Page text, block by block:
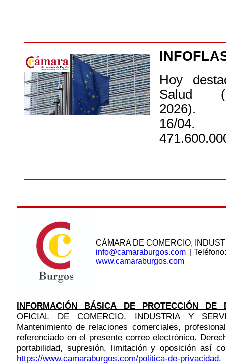
Hoy
Salud
16/04.
CÁMARA DE COMERCIO,
info@camaraburgos.com |
www.camaraburgos.com
INFORMACIÓN BÁSICA DE PROTECCIÓN DE
OFICIAL DE COMERCIO, INDUSTRIA Y
Mantenimiento de relaciones comerciales,
referenciado en el presente correo electrónico.
portabilidad, supresión, limitación y oposición así
https://www.camaraburgos.com/politica-de-privacidad.